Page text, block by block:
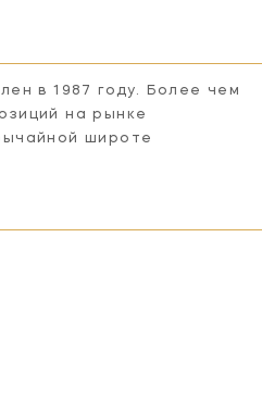
в 1987 году. Более чем
на рынке
широте